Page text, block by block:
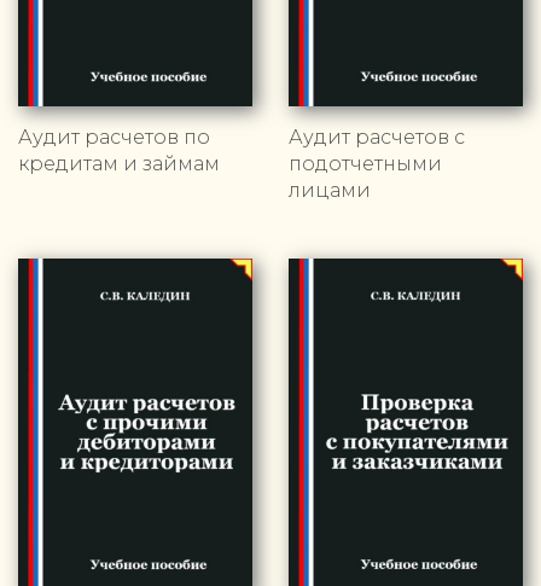
Аудит расчетов по
кредитам и займам
Аудит расчетов с
подотчетными
лицами